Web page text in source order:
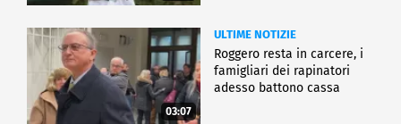
03:07
ULTIME NOTIZIE
Roggero resta in carcere, i
famigliari dei rapinatori
adesso battono cassa